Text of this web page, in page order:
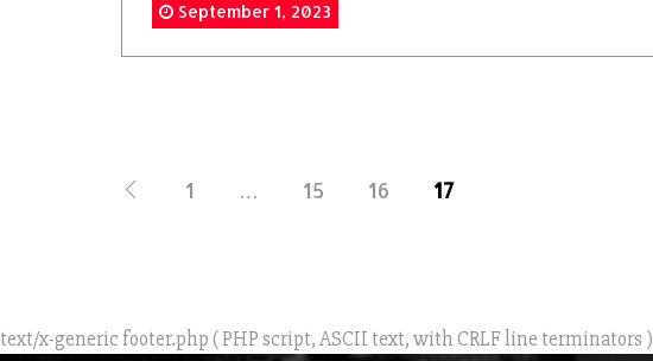
September 1, 2023
1 … 15 16 17
text/x-generic footer.php ( PHP script, ASCII text, with CRLF line terminators )